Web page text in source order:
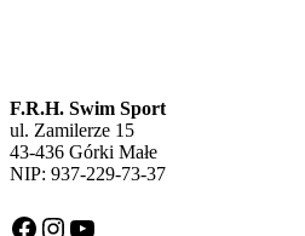
F.R.H. Swim Sport
ul. Zamilerze 15
43-436 Górki Małe
NIP: 937-229-73-37
Facebook
Instagram
YouTube